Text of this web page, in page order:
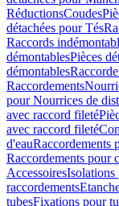
RéductionsCoudes
détachées pour Tés
Raccords
démontablesPièces
démontables
Raccordements
pour Nourrices de
avec raccord fileté
avec raccord fileté
d'eauRaccordements
Raccordements pour
AccessoiresIsolations
raccordements
tubesFixations pour